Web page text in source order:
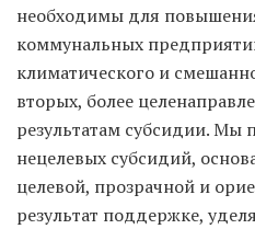
необходимы для
коммунальных
климатического и
вторых, более
результатам субсидии. Мы
нецелевых субсидий,
целевой, прозрачной и
результат поддержке,